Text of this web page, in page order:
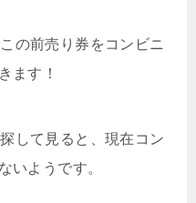
の前売り券をコンビニ
ます！
して見ると、現在コン
いようです。